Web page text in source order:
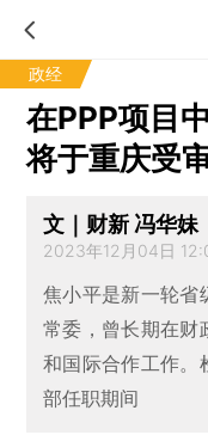
政经
在PPP项目
将于重庆受
文｜财新 冯华妹
2023年12月04日
焦小平是新一轮省
常委，曾长期在财
和国际合作工作。
部任职期间